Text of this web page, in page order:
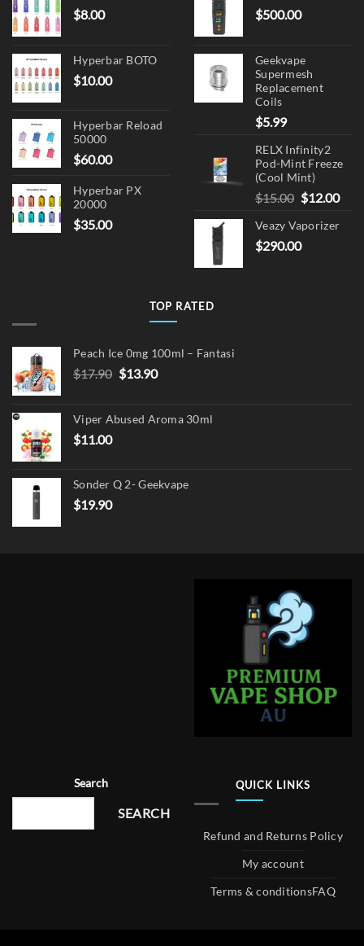
product
$8.00
Hyperbar BOTO
$10.00
Hyperbar Reload
50000
$60.00
Hyperbar PX
20000
$35.00
$500.00
Geekvape
Supermesh
Replacement
Coils
$5.99
RELX Infinity2
Pod-Mint Freeze
(Cool Mint)
$15.00 Original
was:
$15.00.
$12.00
Veazy Vaporizer
$290.00
TOP RATED
Peach Ice 0mg 100ml – Fantasi
$17.90 Original
$17.90.
$13.90Current
$13.90.
Viper Abused Aroma 30ml
$11.00
Sonder Q 2- Geekvape
$19.90
Search
SEARCH
QUICK LINKS
Refund and Returns Policy
My account
Terms & conditionsFAQ